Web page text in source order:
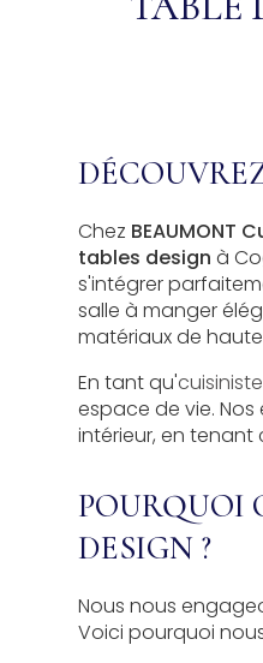
Chez BEAUMONT
tables design à
s'intégrer
salle à manger
matériaux de
En tant qu'
espace de vie.
intérieur, en
POURQUOI
DESIGN ?
Nous nous
Voici pourquoi